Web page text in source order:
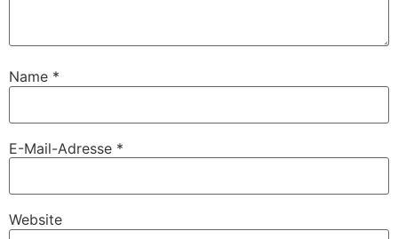
Name *
E-Mail-Adresse *
Website